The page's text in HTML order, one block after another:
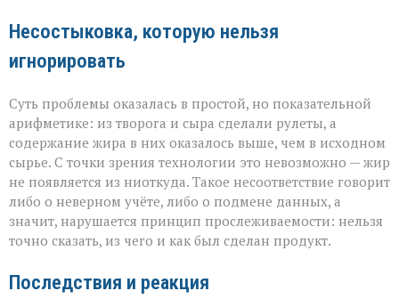
Несостыковка, которую нельзя
игнорировать
Суть проблемы оказалась в простой, но показательной
арифметике: из творога и сыра сделали рулеты, а
содержание жира в них оказалось выше, чем в исходном
сырье. С точки зрения технологии это невозможно — жир
не появляется из ниоткуда. Такое несоответствие говорит
либо о неверном учёте, либо о подмене данных, а
значит, нарушается принцип прослеживаемости: нельзя
точно сказать, из чего и как был сделан продукт.
Последствия и реакция